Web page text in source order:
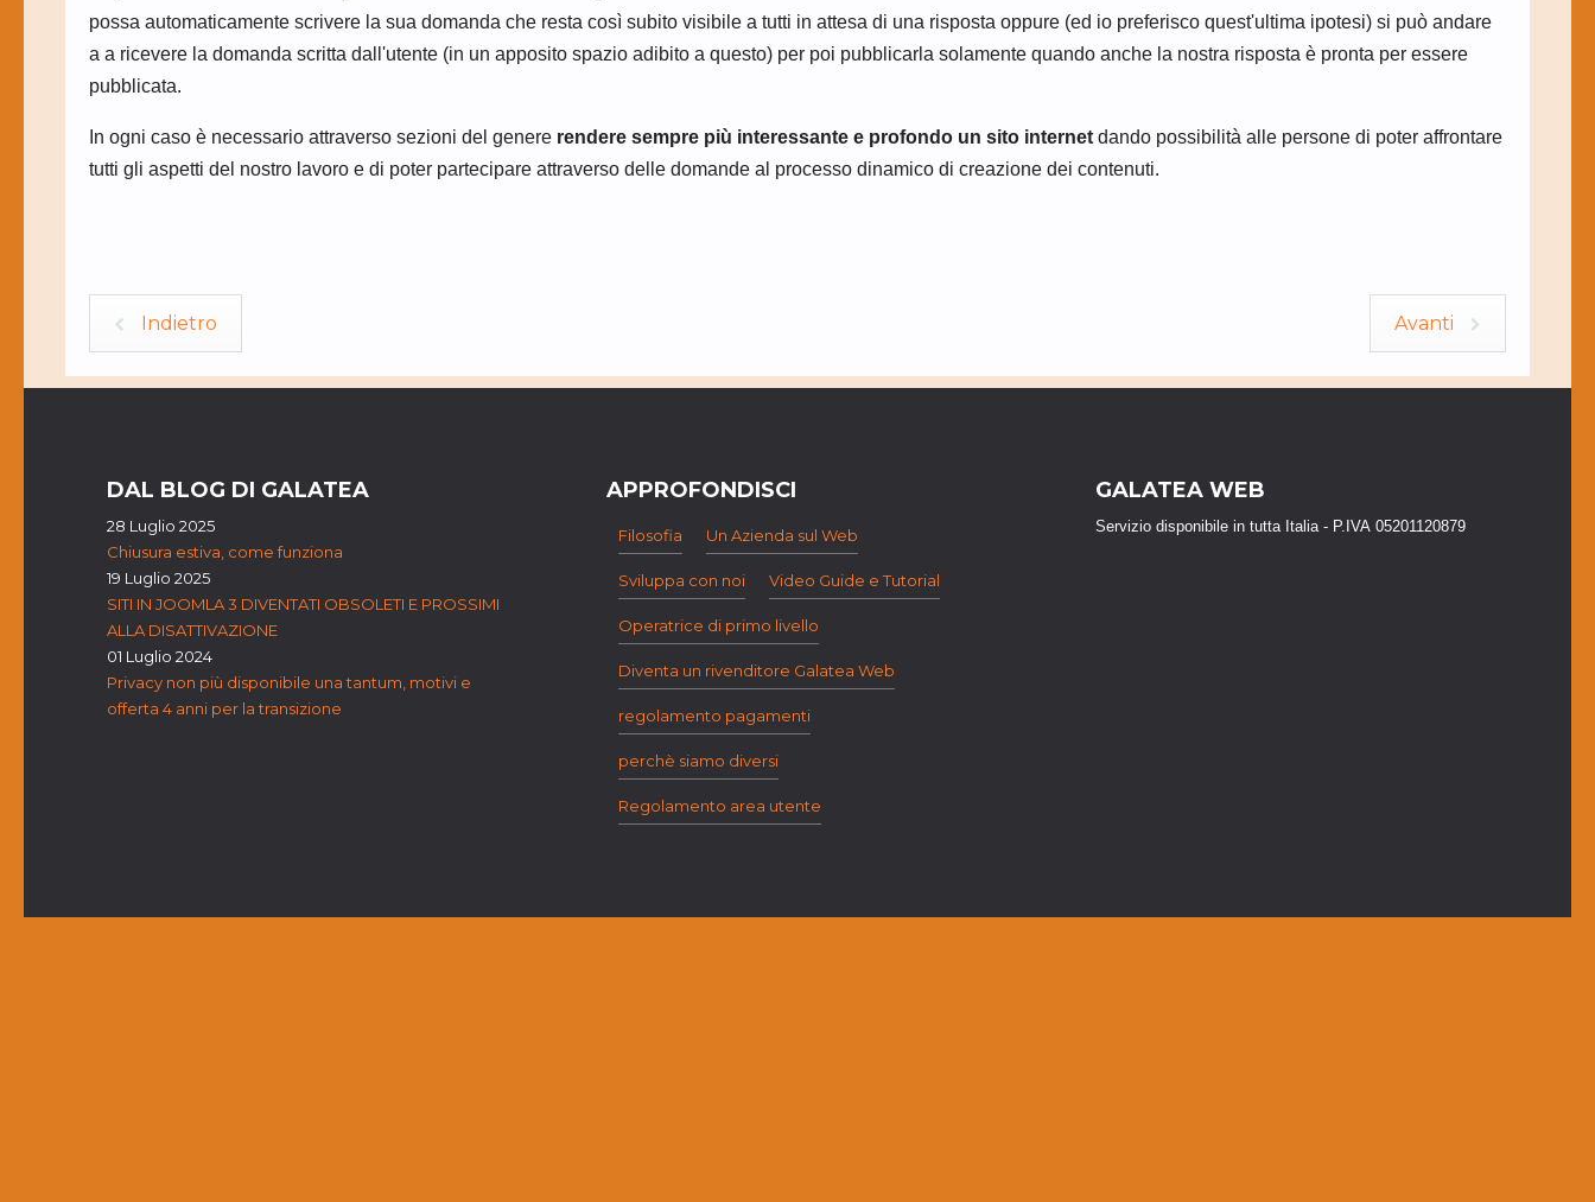
possa automaticamente scrivere la sua domanda che resta così subito visibile a tutti in attesa di una risposta oppure (ed io preferisco quest'ultima ipotesi) si può andare
a a ricevere la domanda scritta dall'utente (in un apposito spazio adibito a questo) per poi pubblicarla solamente quando anche la nostra risposta è pronta per essere
pubblicata.
In ogni caso è necessario attraverso sezioni del genere rendere sempre più interessante e profondo un sito internetdando possibilità alle persone di poter affrontare
tutti gli aspetti del nostro lavoro e di poter partecipare attraverso delle domande al processo dinamico di creazione dei contenuti.
Indietro Avanti
DAL BLOG DI GALATEA
28 Luglio 2025
Chiusura estiva, come funziona
19 Luglio 2025
SITI IN JOOMLA 3 DIVENTATI OBSOLETI E PROSSIMI
ALLA DISATTIVAZIONE
01 Luglio 2024
Privacy non più disponibile una tantum, motivi e
offerta 4 anni per la transizione
APPROFONDISCI
Filosofia Un Azienda sul Web
Sviluppa con noi Video Guide e Tutorial
Operatrice di primo livello
Diventa un rivenditore Galatea Web
regolamento pagamenti
perchè siamo diversi
Regolamento area utente
GALATEA WEB
Servizio disponibile in tutta Italia - P.IVA 05201120879